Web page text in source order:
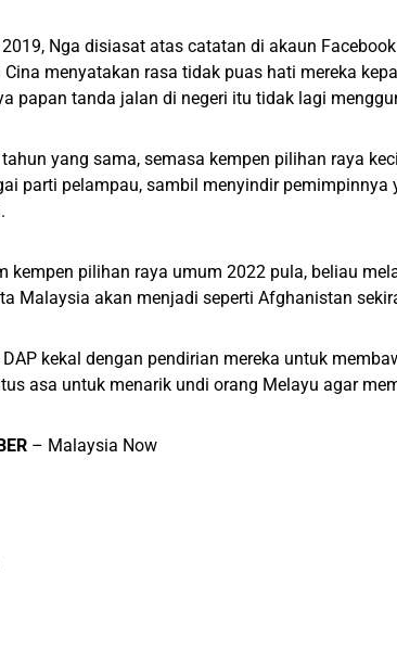
Nga disiasat atas catatan di akaun
Cina menyatakan rasa tidak puas hati mereka
papan tanda jalan di negeri itu tidak lagi
yang sama, semasa kempen pilihan raya
parti pelampau, sambil menyindir
kempen pilihan raya umum 2022 pula, beliau
Malaysia akan menjadi seperti Afghanistan
kekal dengan pendirian mereka untuk
asa untuk menarik undi orang Melayu agar
– Malaysia Now